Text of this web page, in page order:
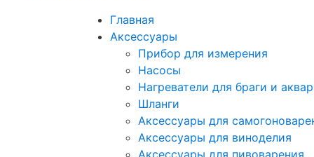
Главная
Аксессуары
Прибор для измерения
Насосы
Нагреватели для браги и
Шланги
Аксессуары для
Аксессуары для виноделия
Аксессуары для пивоварения